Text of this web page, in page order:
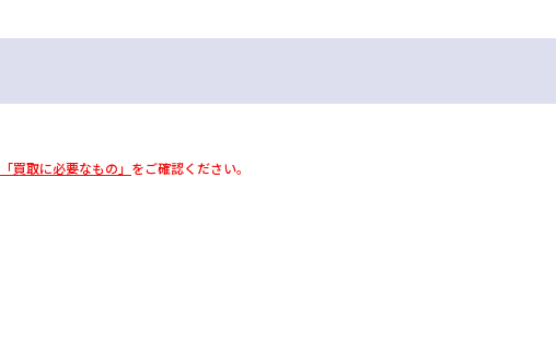
「買取に必要なもの」 をご確認ください。